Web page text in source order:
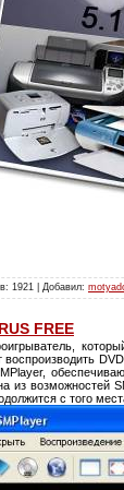
1921 | Добавил:
FREE
из возможностей
с того